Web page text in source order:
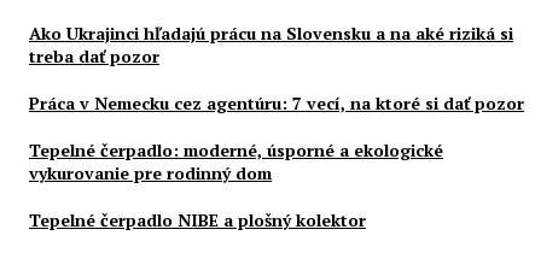
Ako Ukrajinci hľadajú prácu na Slovensku a na aké riziká si
treba dať pozor
Práca v Nemecku cez agentúru: 7 vecí, na ktoré si dať pozor
Tepelné čerpadlo: moderné, úsporné a ekologické
vykurovanie pre rodinný dom
Tepelné čerpadlo NIBE a plošný kolektor